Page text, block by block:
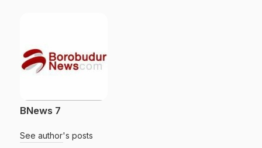
BNews 7
See author's posts